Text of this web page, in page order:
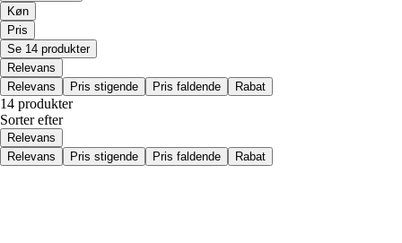
Køn
Pris
Se 14 produkter
Relevans
Relevans
Pris stigende Pris faldende Rabat
14 produkter
Sorter efter
Relevans
Relevans
Pris stigende Pris faldende Rabat